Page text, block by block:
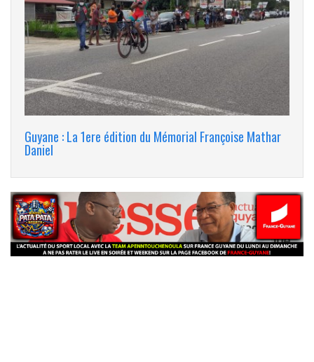
Guyane : La 1ere édition du Mémorial Françoise Mathar
Daniel
banniere_img